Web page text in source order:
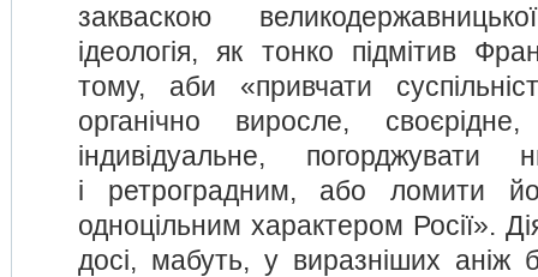
закваскою
ідеологія, як тонко підмітив
тому, аби «привчати
органічно виросле,
індивідуальне,
і ретроградним, або ломити
одноцільним характером Росії».
досі, мабуть, у виразніших аніж